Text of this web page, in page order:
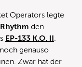
Operators legte
den
EP-133 K.O. II .
genauso
Zwar hat der